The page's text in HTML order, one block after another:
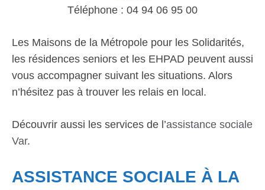
Téléphone : 04 94 06 95 00
Les Maisons de la Métropole pour les Solidarités,
les résidences seniors et les EHPAD peuvent aussi
vous accompagner suivant les situations. Alors
n’hésitez pas à trouver les relais en local.
Découvrir aussi les services de l’assistance sociale
Var.
ASSISTANCE SOCIALE À LA